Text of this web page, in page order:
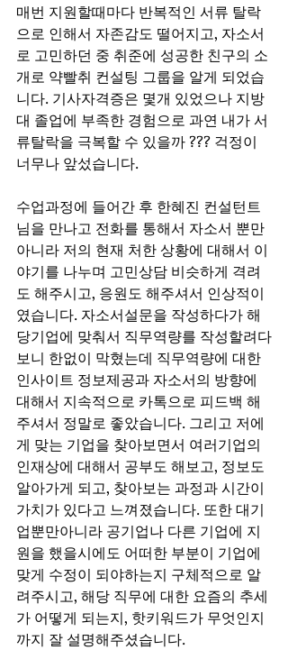
매번 지원할때마다 반복적인 서류 탈락
으로 인해서 자존감도 떨어지고, 자소서
로 고민하던 중 취준에 성공한 친구의 소
개로 약빨취 컨설팅 그룹을 알게 되었습
니다. 기사자격증은 몇개 있었으나 지방
대 졸업에 부족한 경험으로 과연 내가 서
류탈락을 극복할 수 있을까 ??? 걱정이
너무나 앞섰습니다.
수업과정에 들어간 후 한혜진 컨설턴트
님을 만나고 전화를 통해서 자소서 뿐만
아니라 저의 현재 처한 상황에 대해서 이
야기를 나누며 고민상담 비슷하게 격려
도 해주시고, 응원도 해주셔서 인상적이
였습니다. 자소서설문을 작성하다가 해
당기업에 맞춰서 직무역량를 작성할려다
보니 한없이 막혔는데 직무역량에 대한
인사이트 정보제공과 자소서의 방향에
대해서 지속적으로 카톡으로 피드백 해
주셔서 정말로 좋았습니다. 그리고 저에
게 맞는 기업을 찾아보면서 여러기업의
인재상에 대해서 공부도 해보고, 정보도
알아가게 되고, 찾아보는 과정과 시간이
가치가 있다고 느껴졌습니다. 또한 대기
업뿐만아니라 공기업나 다른 기업에 지
원을 했을시에도 어떠한 부분이 기업에
맞게 수정이 되야하는지 구체적으로 알
려주시고, 해당 직무에 대한 요즘의 추세
가 어떻게 되는지, 핫키워드가 무엇인지
까지 잘 설명해주셨습니다.